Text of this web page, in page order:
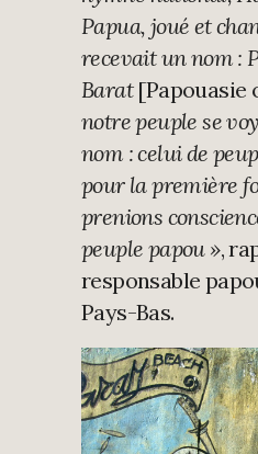
Papua, joué et
recevait un nom :
Barat [Papouasie
notre peuple se
nom : celui de
pour la première
prenions
peuple papou »,
responsable
Pays-Bas.